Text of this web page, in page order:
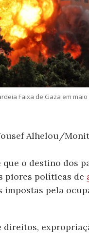
Faixa de Gaza em
Alhelou/
que o destino dos
piores políticas de
impostas pela
direitos,